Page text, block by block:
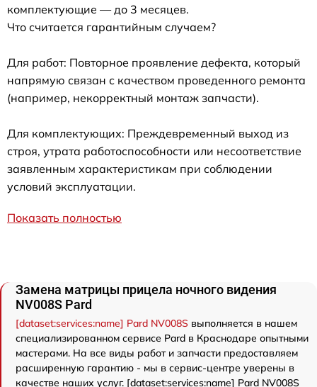
комплектующие — до 3 месяцев.
Что считается гарантийным случаем?
Для работ: Повторное проявление дефекта, который
напрямую связан с качеством проведенного ремонта
(например, некорректный монтаж запчасти).
Для комплектующих: Преждевременный выход из
строя, утрата работоспособности или несоответствие
заявленным характеристикам при соблюдении
условий эксплуатации.
Показать полностью
Замена матрицы прицела ночного видения
NV008S Pard
[dataset:services:name] Pard NV008S выполняется в нашем
специализированном сервисе Pard в Краснодаре опытными
мастерами. На все виды работ и запчасти предоставляем
расширенную гарантию - мы в сервис-центре уверены в
качестве наших услуг. [dataset:services:name] Pard NV008S